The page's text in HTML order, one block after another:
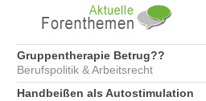
Gruppentherapie Betrug??
Berufspolitik & Arbeitsrecht
Handbeißen als Autostimulation